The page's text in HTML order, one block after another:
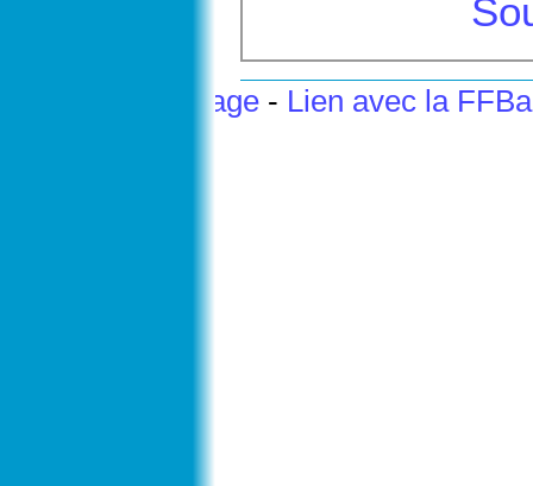
Haut de page - Lien avec la